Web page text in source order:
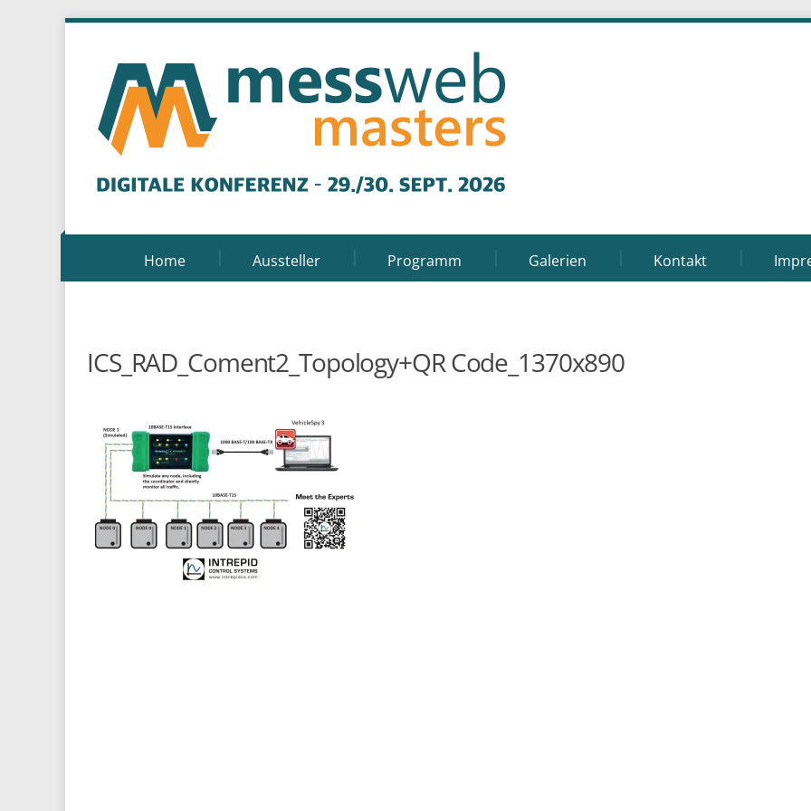
Home Aussteller Programm Galerien Kontakt
ICS_RAD_Coment2_Topology+QR Code_1370x890